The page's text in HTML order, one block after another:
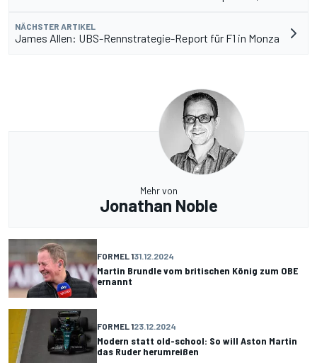
NÄCHSTER ARTIKEL
James Allen: UBS-Rennstrategie-Report für F1 in Monza
Mehr von
Jonathan Noble
FORMEL 131.12.2024
Martin Brundle vom britischen König zum OBE
ernannt
FORMEL 123.12.2024
Modern statt old-school: So will Aston Martin
das Ruder herumreißen